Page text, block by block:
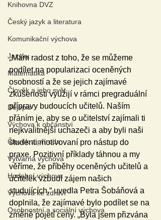
Knihovna DVZ
Český jazyk a literatura
Komunikační výchova
Jazyky
Matematika
Člověk a jeho svět
Dějepis
Výchova k občanství
Člověk a příroda
Výtvarná výchova
Hudební výchova
Výchova ke zdraví
Osobnostní a sociální výchova
„Mám radost z toho, že se můžeme
podílet na popularizaci oceněných
osobností a že se jejich zajímavé
zkušenosti využijí v rámci pregraduální
přípravy budoucích učitelů. Naším
přáním je, aby se o učitelství zajímali ti
nejkvalitnější uchazeči a aby byli naši
studenti motivovaní pro nástup do
praxe. Pozitivní příklady táhnou a my
věříme, že příběhy oceněných učitelů a
učitelek vzbudí zájem našich
studujících,“ uvedla Petra Šobáňová a
doplnila, že zajímavé bylo podílet se na
změně pojetí ceny. „Byla jsem přizvána